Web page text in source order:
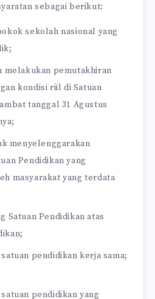
sebagai berikut:
sekolah nasional yang
melakukan pemutakhiran
kondisi riil di Satuan
tanggal 31 Agustus
menyelenggarakan
Pendidikan yang
masyarakat yang terdata
Satuan Pendidikan atas
pendidikan kerja sama;
pendidikan yang